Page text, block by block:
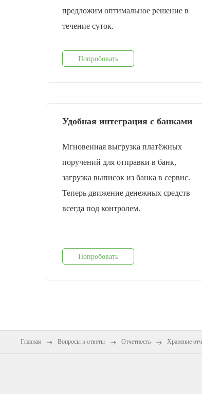
предложим оптимальное решение в
течение суток.
Попробовать
Удобная интеграция с банками
Мгновенная выгрузка платёжных
поручений для отправки в банк,
загрузка выписок из банка в сервис.
Теперь движение денежных средств
всегда под контролем.
Попробовать
Главная Вопросы и ответы Отчетность Хранение